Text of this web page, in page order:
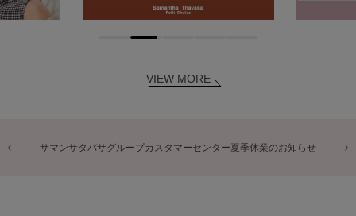
VIEW MORE
商品に関するお詫びとお知らせ